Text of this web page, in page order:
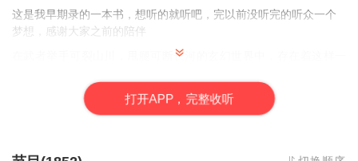
这是我早期录的一本书，想听的就听吧，完以前没听完的听众一个
梦想，感谢大家之前的陪伴
在武者举手可裂山川，甩腿可断长河的玄幻世界中，存在着这样一
小餐馆不大，但却是无数顶尖强者趋之若鹜之地。
在那儿你可以品尝到用凤凰蛋和龙血米炒成的蛋炒饭。
什么你想把厨师掳回家？不可能，因为餐馆门口趴着一只看门
打开APP，完整收听